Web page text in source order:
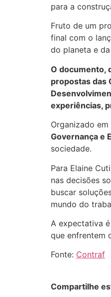
para a
Fruto de um
final com o
do planeta e
O documento,
propostas das
experiências,
Organizado
Governança e
sociedade.
Para Elaine
nas decisões
buscar
mundo do
A expectativa
que enfrentem
Fonte: Contraf
Compartilhe